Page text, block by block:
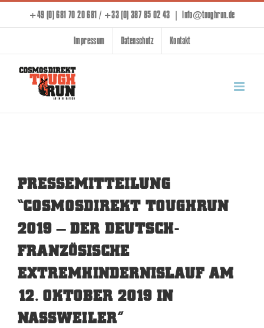
content
+49 (0) 681 70 20 681 / +33 (0) 387 85 02 43 | info@toughrun.de
Impressum Datenschutz Kontakt
PRESSEMITTEILUNG
“COSMOSDIREKT TOUGHRUN
2019 – DER DEUTSCH-
FRANZÖSISCHE
EXTREMHINDERNISLAUF AM
12. OKTOBER 2019 IN
NASSWEILER”